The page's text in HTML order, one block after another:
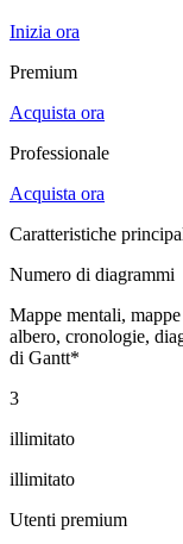
Inizia ora
Premium
Acquista ora
Professionale
Acquista ora
Caratteristiche
Numero di diagrammi
Mappe mentali,
albero, cronologie,
di Gantt*
3
illimitato
illimitato
Utenti premium